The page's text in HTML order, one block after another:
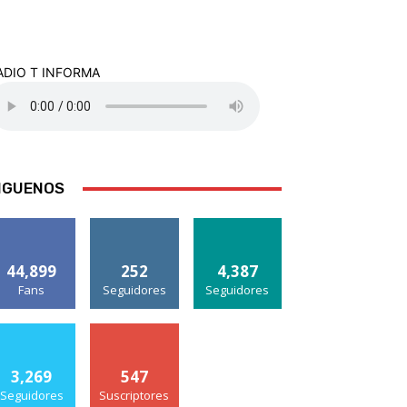
T INFORMA
44,899
Fans
252
Seguidores
4,387
Seguidores
3,269
Seguidores
547
Suscriptores